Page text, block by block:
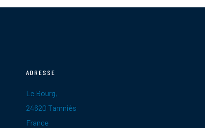
ADRESSE
Le Bourg,
24620 Tamniès
France